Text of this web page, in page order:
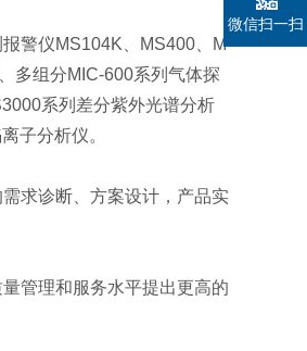
警仪MS104K、MS400、M
多组分MIC-600系列气体探
系列差分紫外光谱分析
子分析仪。
求诊断、方案设计，产品实
管理和服务水平提出更高的
微信扫一扫